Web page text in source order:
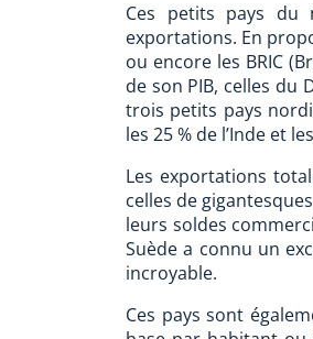
Ces petits pays du
exportations. En
ou encore les BRIC
de son PIB, celles du
trois petits pays
les 25 % de l’Inde et
Les exportations
celles de
leurs soldes
Suède a connu un
incroyable.
Ces pays sont